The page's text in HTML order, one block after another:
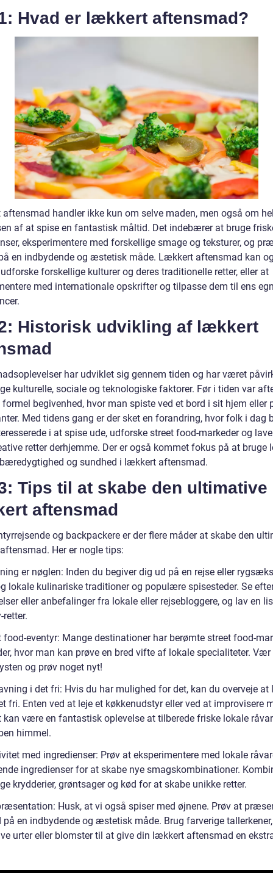
Hvad er lækkert aftensmad?
handler ikke kun om selve maden, men også om
af at spise en fantastisk måltid. Det indebærer at bruge
eksperimentere med forskellige smage og teksturer, og
en indbydende og æstetisk måde. Lækkert aftensmad kan
forskellige kulturer og deres traditionelle retter, eller at
med internationale opskrifter og tilpasse dem til ens
Historisk udvikling af lækkert
har udviklet sig gennem tiden og har været
kulturelle, sociale og teknologiske faktorer. Før i tiden var
formel begivenhed, hvor man spiste ved et bord i sit hjem eller
Med tidens gang er der sket en forandring, hvor folk i dag
i at spise ude, udforske street food-markeder og
retter derhjemme. Der er også kommet fokus på at bruge
og sundhed i lækkert aftensmad.
Tips til at skabe den ultimative
aftensmad
og backpackere er der flere måder at skabe den
Her er nogle tips:
er nøglen: Inden du begiver dig ud på en rejse eller
lokale kulinariske traditioner og populære spisesteder. Se
eller anbefalinger fra lokale eller rejsebloggere, og lav en
retter.
food-eventyr: Mange destinationer har berømte street food-
hvor man kan prøve en bred vifte af lokale specialiteter. Vær
og prøv noget nyt!
i det fri: Hvis du har mulighed for det, kan du overveje at
fri. Enten ved at leje et køkkenudstyr eller ved at improvisere
kan være en fantastisk oplevelse at tilberede friske lokale
himmel.
med ingredienser: Prøv at eksperimentere med lokale
ingredienser for at skabe nye smagskombinationer.
krydderier, grøntsager og kød for at skabe unikke retter.
Husk, at vi også spiser med øjnene. Prøv at
på en indbydende og æstetisk måde. Brug farverige tallerkener,
urter eller blomster til at give din lækkert aftensmad en